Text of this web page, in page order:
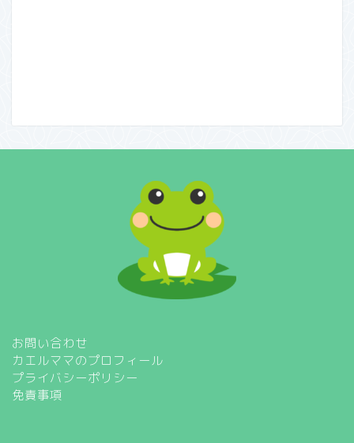
お問い合わせ
カエルママのプロフィール
プライバシーポリシー
免責事項